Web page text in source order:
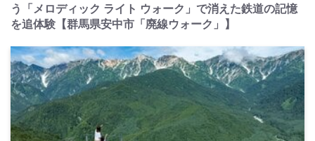
う「メロディック ライト ウォーク」で消えた鉄道の記憶
を追体験【群馬県安中市「廃線ウォーク」】